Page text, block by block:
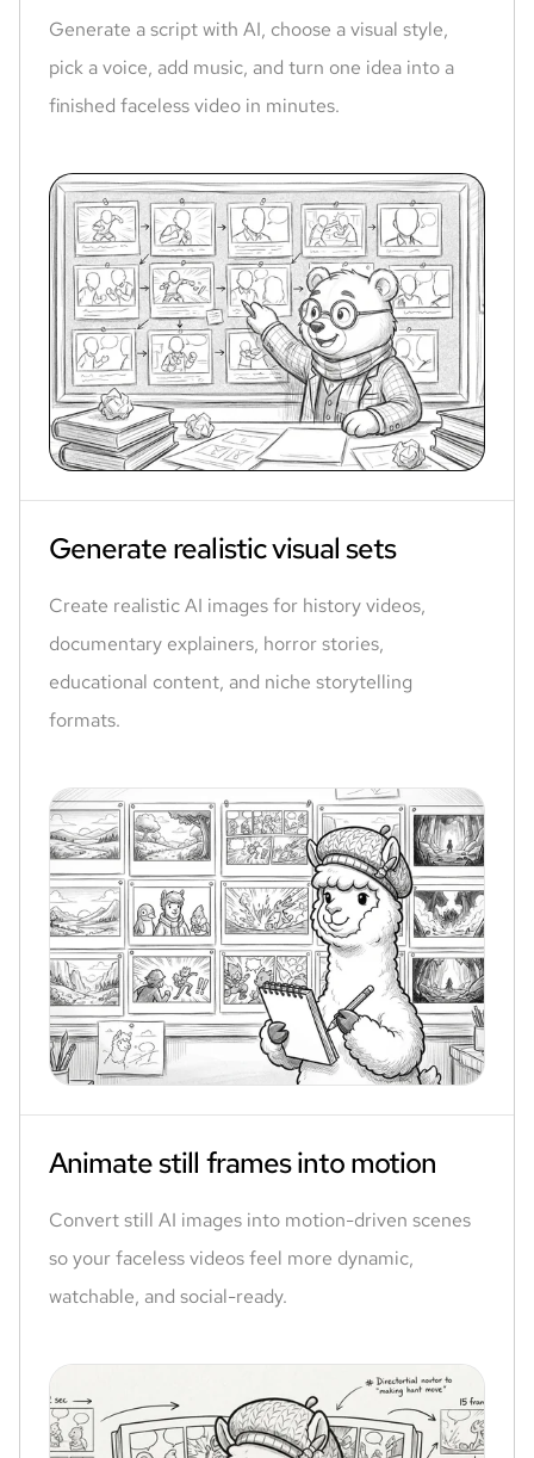
Generate a script with AI, choose a visual style,
pick a voice, add music, and turn one idea into a
finished faceless video in minutes.
Generate realistic visual sets
Create realistic AI images for history videos,
documentary explainers, horror stories,
educational content, and niche storytelling
formats.
Animate still frames into motion
Convert still AI images into motion-driven scenes
so your faceless videos feel more dynamic,
watchable, and social-ready.